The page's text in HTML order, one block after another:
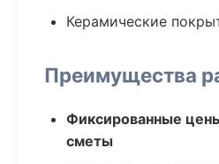
Керамические
Преимущества
Фиксированные
сметы